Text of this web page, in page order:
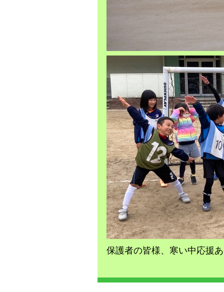
保護者の皆様、寒い中応援